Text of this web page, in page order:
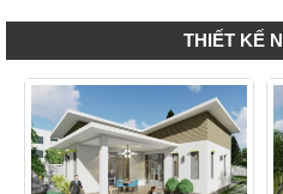
THIẾT KẾ